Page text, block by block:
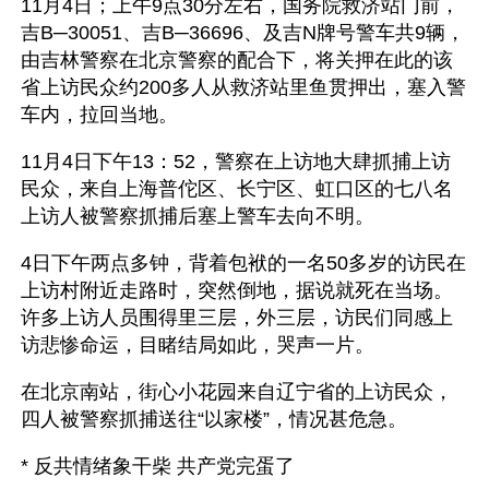
11月4日；上午9点30分左右，国务院救济站门前，
吉B─30051、吉B─36696、及吉N牌号警车共9辆，
由吉林警察在北京警察的配合下，将关押在此的该
省上访民众约200多人从救济站里鱼贯押出，塞入警
车内，拉回当地。
11月4日下午13：52，警察在上访地大肆抓捕上访
民众，来自上海普佗区、长宁区、虹口区的七八名
上访人被警察抓捕后塞上警车去向不明。
4日下午两点多钟，背着包袱的一名50多岁的访民在
上访村附近走路时，突然倒地，据说就死在当场。
许多上访人员围得里三层，外三层，访民们同感上
访悲惨命运，目睹结局如此，哭声一片。
在北京南站，街心小花园来自辽宁省的上访民众，
四人被警察抓捕送往“以家楼”，情况甚危急。
* 反共情绪象干柴 共产党完蛋了